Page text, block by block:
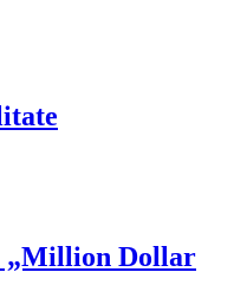
„Million Dollar